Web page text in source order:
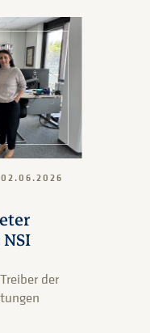
02.06.2026
der